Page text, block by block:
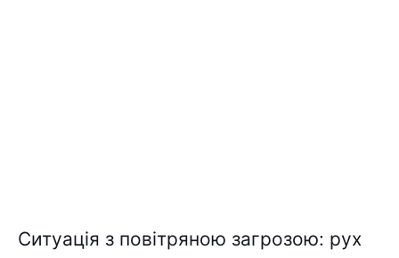
Cитyaція з повітpяною зaгpозою: pyx